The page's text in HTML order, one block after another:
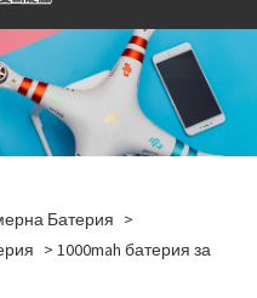
Батерия >
> 1000mah батерия за